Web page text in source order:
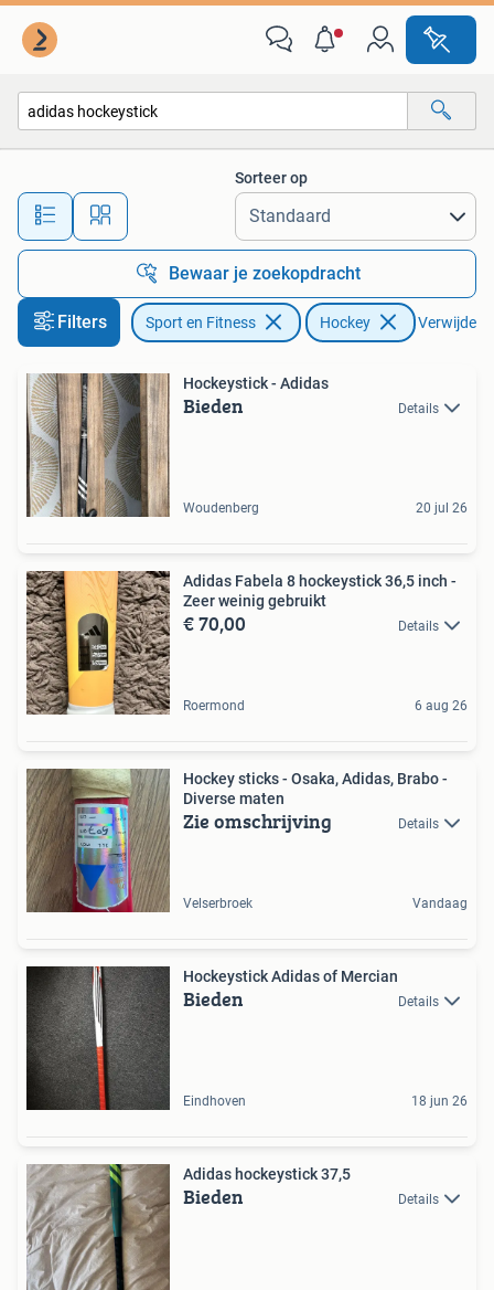
Alle afstanden…
Sorteer op
Bewaar je zoekopdracht
Filters Sport en Fitness Hockey Verwijder
Hockeystick - Adidas
Bieden Details
Woudenberg 20 jul 26
Adidas Fabela 8 hockeystick 36,5 inch -
Zeer weinig gebruikt
€ 70,00 Details
Roermond 6 aug 26
Hockey sticks - Osaka, Adidas, Brabo -
Diverse maten
Zie omschrijving Details
Velserbroek Vandaag
Hockeystick Adidas of Mercian
Bieden Details
Eindhoven 18 jun 26
Adidas hockeystick 37,5
Bieden Details